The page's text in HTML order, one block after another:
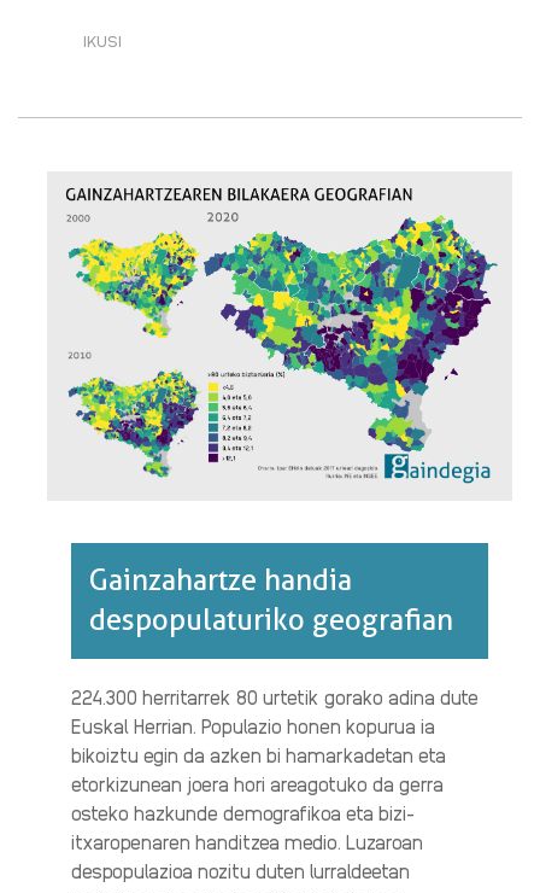
IKUSI
EUSKAL
BURUZ
Gainzahartze handia
despopulaturiko geografian
224.300 herritarrek 80 urtetik gorako adina dute
Euskal Herrian. Populazio honen kopurua ia
bikoiztu egin da azken bi hamarkadetan eta
etorkizunean joera hori areagotuko da gerra
osteko hazkunde demografikoa eta bizi-
itxaropenaren handitzea medio. Luzaroan
despopulazioa nozitu duten lurraldeetan